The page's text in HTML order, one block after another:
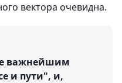
вектора очевидна.
важнейшим
и пути", и,